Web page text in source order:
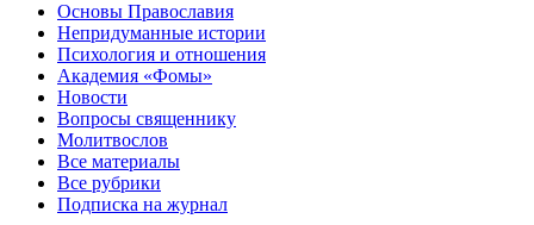
Основы Православия
Непридуманные истории
Психология и отношения
Академия «Фомы»
Новости
Вопросы священнику
Молитвослов
Все материалы
Все рубрики
Подписка на журнал